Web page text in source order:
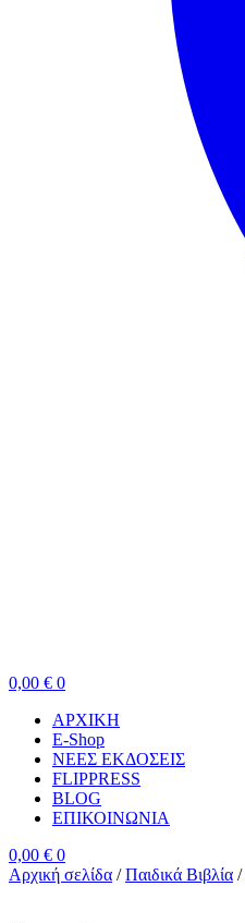
0,00 € 0
ΑΡΧΙΚΗ
E-Shop
ΝΕΕΣ ΕΚΔΟΣΕΙΣ
FLIPPRESS
BLOG
ΕΠΙΚΟΙΝΩΝΙΑ
0,00 € 0
Αρχική σελίδα /Παιδικά Βιβλία /